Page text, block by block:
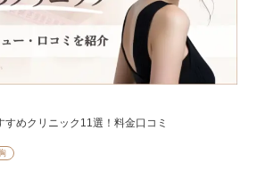
めクリニック11選！料金口コミ